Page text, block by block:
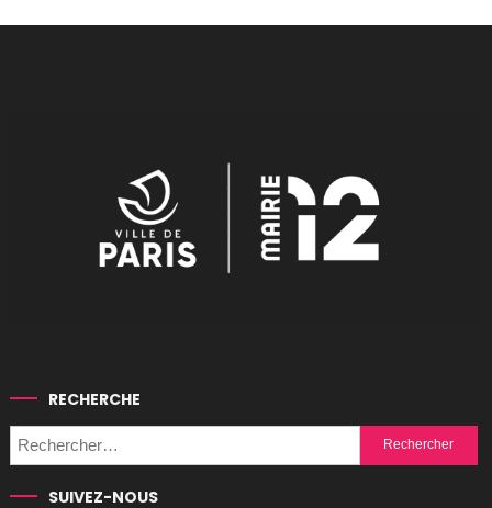
RECHERCHE
Rechercher :
SUIVEZ-NOUS